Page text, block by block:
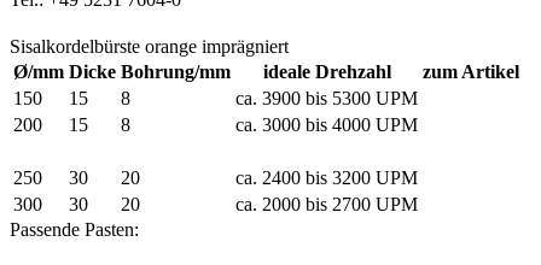
Sisalkordelbürste orange imprägniert
Ø/mm Dicke Bohrung/mm ideale Drehzahl
zum Artikel
150
15 8
ca. 3900 bis 5300 UPM
200
15 8
ca. 3000 bis 4000 UPM
250
30 20
ca. 2400 bis 3200 UPM
300
30 20
ca. 2000 bis 2700 UPM
Passende Pasten: